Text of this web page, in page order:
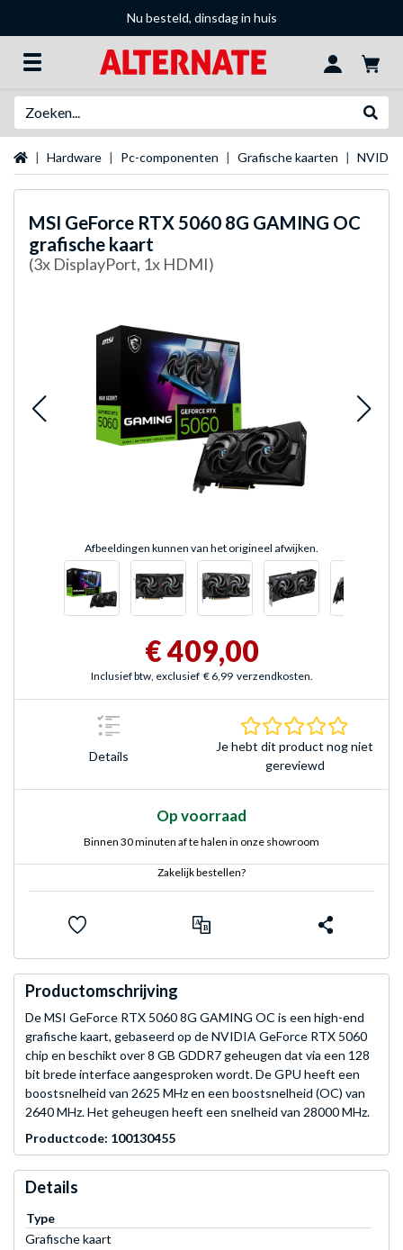
Nu besteld, dinsdag in huis
Startpagina
Hardware Pc-componenten Grafische kaarten
MSI GeForce RTX 5060 8G GAMING OC
grafische kaart
(3x DisplayPort, 1x HDMI)
Afbeeldingen kunnen van het origineel afwijken.
€ 409,00
Inclusief btw, exclusief € 6,99 verzendkosten.
Details
Je hebt dit product nog niet
gereviewd
Op voorraad
Binnen 30 minuten af te halen in onze showroom
Zakelijk bestellen?
Productomschrijving
De MSI GeForce RTX 5060 8G GAMING OC is een high-end
grafische kaart, gebaseerd op de NVIDIA GeForce RTX 5060
chip en beschikt over 8 GB GDDR7 geheugen dat via een 128
bit brede interface aangesproken wordt. De GPU heeft een
boostsnelheid van 2625 MHz en een boostsnelheid (OC) van
2640 MHz. Het geheugen heeft een snelheid van 28000 MHz.
Productcode: 100130455
Details
Type
Grafische kaart